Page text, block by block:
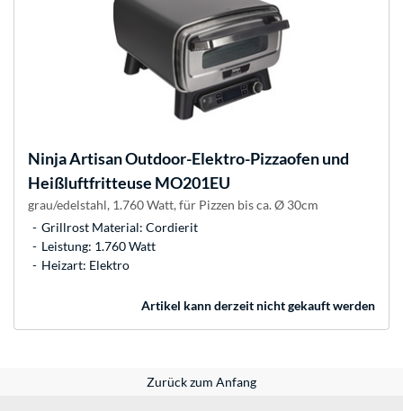
NinjaArtisan Outdoor-Elektro-Pizzaofen und
Heißluftfritteuse MO201EU
grau/edelstahl, 1.760 Watt, für Pizzen bis ca. Ø 30cm
Grillrost Material: Cordierit
Leistung: 1.760 Watt
Heizart: Elektro
Artikel kann derzeit nicht gekauft werden
Zurück zum Anfang